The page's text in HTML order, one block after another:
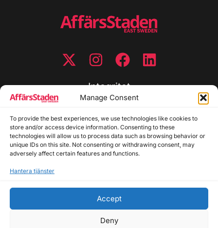
Manage Consent
To provide the best experiences, we use technologies like cookies to
store and/or access device information. Consenting to these
technologies will allow us to process data such as browsing behavior or
unique IDs on this site. Not consenting or withdrawing consent, may
adversely affect certain features and functions.
Hantera tjänster
Accept
Deny
Integritet
Cookiepolicy
Disclaimer
Redaktionell policy
Utgivarinformation
Allmänna frågor: info@affarsstaden.se | Tipsa
annons@affarsstaden.se